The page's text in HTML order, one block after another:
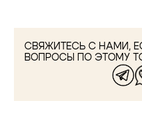
СВЯЖИТЕСЬ С НАМИ,
ВОПРОСЫ ПО ЭТОМУ